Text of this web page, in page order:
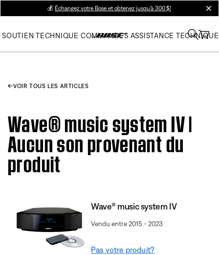
💰 Échangez votre Bose et obtenez jusqu’à 300 $!
SOUTIEN TECHNIQUE COMMANDES ASSISTANCE TECHNIQUE
VOIR TOUS LES ARTICLES
Wave® music system IV |
Aucun son provenant du
produit
Wave® music system IV
Vendu entre 2015 - 2023
Pas votre produit?